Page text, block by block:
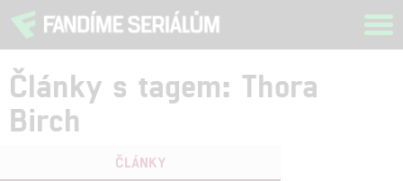
Články s tagem: Thora
Birch
ČLÁNKY